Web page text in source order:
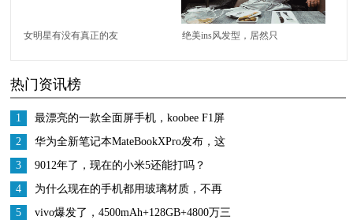
女明星有没有真正的友
实操心对方的脱发问题
绝美ins风发型，居然只
热门资讯榜
1
最漂亮的一款全面屏手机，koobee F1屏
幕也是亮点
2
华为全新笔记本MateBookXPro发布，这
3
9012年了，现在的小米5还能打吗？
4
为什么现在的手机都用玻璃材质，不再
选用金属外壳？
5 vivo爆发了，4500mAh+128GB+4800万三